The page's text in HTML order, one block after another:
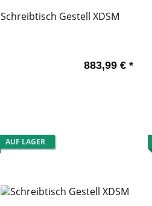
Schreibtisch Gestell XDSM
883,99 € *
AUF LAGER